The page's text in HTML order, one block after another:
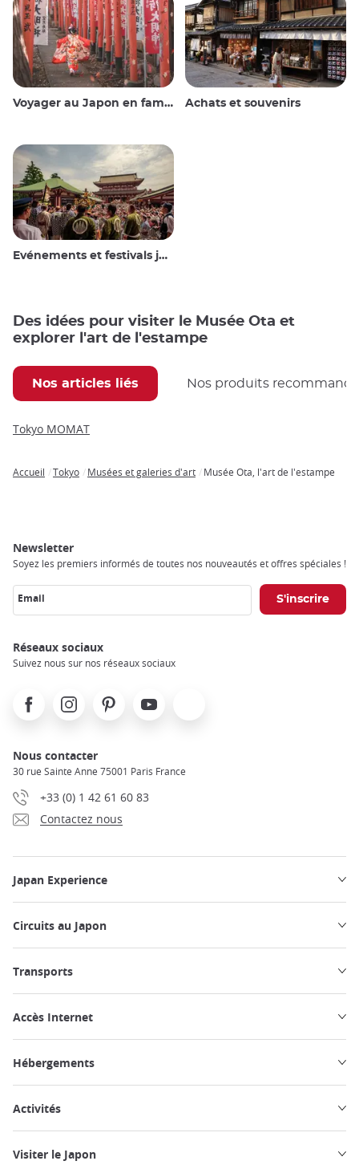
Voyager au Japon en famille Achats et souvenirs
Evénements et festivals japonais
Des idées pour visiter le Musée Ota et
explorer l'art de l'estampe
Nos articles liés Nos produits
Tokyo MOMAT
Accueil Tokyo Musées et galeries d'art Musée Ota, l'art de l'estampe
Newsletter
Soyez les premiers informés de toutes nos nouveautés et offres spéciales !
Email
Réseaux sociaux
Suivez nous sur nos réseaux sociaux
FacebookInstagramPinterest Youtube
Nous contacter
30 rue Sainte Anne 75001 Paris France
+33 (0) 1 42 61 60 83
Contactez nous
Japan Experience
Circuits au Japon
Transports
Accès Internet
Hébergements
Activités
Visiter le Japon